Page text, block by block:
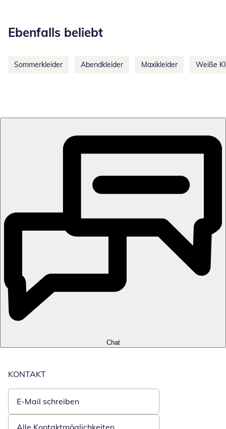
Ebenfalls beliebt
Sommerkleider Abendkleider Maxikleider Weiße
Chat
KONTAKT
E-Mail schreiben
Öffnet E-Mail-Client
Alle Kontaktmöglichkeiten